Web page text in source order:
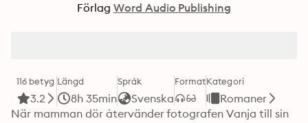
Förlag Word Audio Publishing
116 betyg
3.2
Längd
8h 35min
Språk
Svenska
FormatKategori
Romaner
När mamman dör återvänder fotografen Vanja till sin